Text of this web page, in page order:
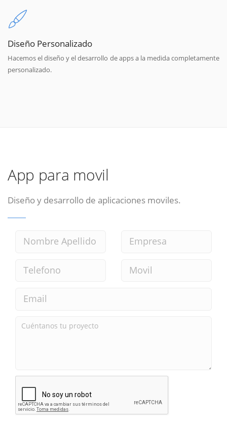
Diseño Personalizado
Hacemos el diseño y el desarrollo de apps a la medida completamente
personalizado.
App para movil
Diseño y desarrollo de aplicaciones moviles.